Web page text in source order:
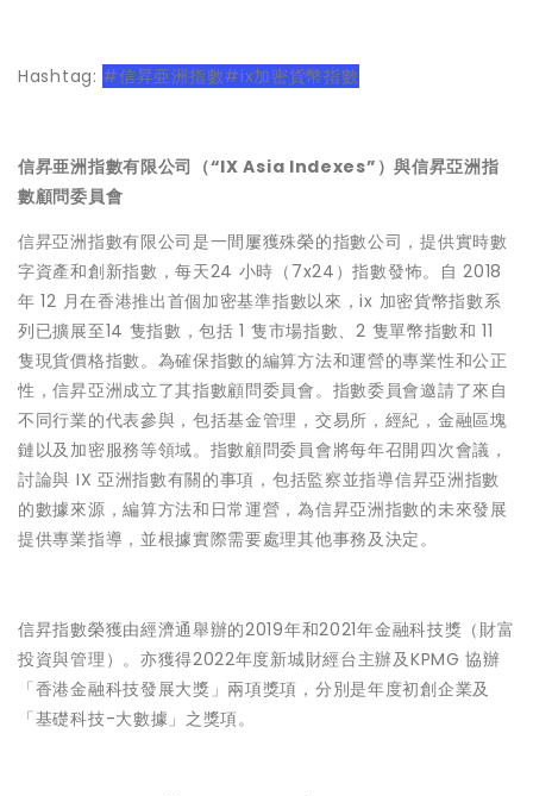
Hashtag: #信昇亜洲指數#ix加密貨幣指數
信昇亜洲指數有限公司（“IX Asia Indexes”）與信昇亞洲指
數顧問委員會
信昇亞洲指數有限公司是一間屢獲殊榮的指數公司，提供實時數
字資產和創新指數，每天24 小時（7x24）指數發怖。自 2018
年 12 月在香港推出首個加密基準指數以來，ix 加密貨幣指數系
列已擴展至14 隻指數，包括 1 隻市場指數、2 隻單幣指數和 11
隻現貨價格指數。為確保指數的編算方法和運營的專業性和公正
性，信昇亞洲成立了其指數顧問委員會。指數委員會邀請了來自
不同行業的代表參與，包括基金管理，交易所，經紀，金融區塊
鏈以及加密服務等領域。指數顧問委員會將每年召開四次會議，
討論與 IX 亞洲指數有關的事項，包括監察並指導信昇亞洲指數
的數據來源，編算方法和日常運營，為信昇亞洲指數的未來發展
提供專業指導，並根據實際需要處理其他事務及決定。
信昇指數榮獲由經濟通舉辦的2019年和2021年金融科技獎（財富
投資與管理）。亦獲得2022年度新城財經台主辦及KPMG 協辦
「香港金融科技發展大獎」兩項獎項，分別是年度初創企業及
「基礎科技-大數據」之獎項。